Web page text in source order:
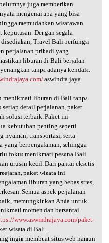
juga memberikan
mengenai apa yang bisa
memudahkan wisatawan
keputusan. Dengan segala
Travel Bali berfungsi
perjalanan pribadi yang
liburan di Bali berjalan
tanpa adanya kendala.
aswindra jaya
menikmati liburan di Bali tanpa
setiap detail perjalanan, paket
solusi terbaik. Paket ini
kebutuhan penting seperti
nyaman, transportasi, serta
yang berpengalaman, sehingga
fokus menikmati pesona Bali
urusan kecil. Dari pantai eksotis
paket wisata ini
liburan yang bebas stres,
Semua aspek perjalanan
memungkinkan Anda untuk
momen dan bersantai
www.aswindrajaya.com/paket-
wisata di Bali .
ingin membuat situs web namun